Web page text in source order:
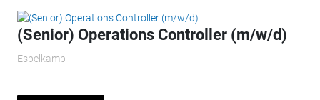
(Senior) Operations Controller (m/w/d)
Espelkamp